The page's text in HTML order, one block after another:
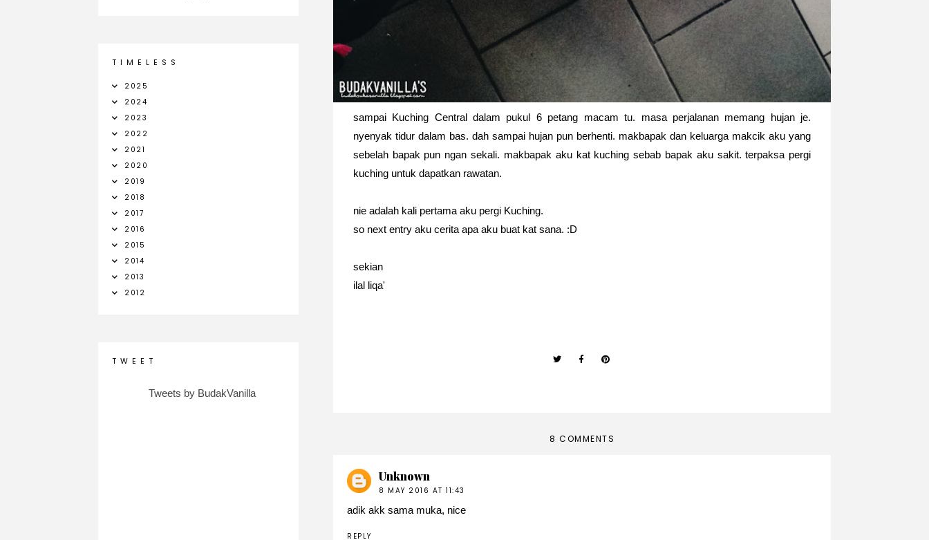
sampai Kuching Central dalam pukul 6 petang macam tu. masa perjalanan memang hujan je.
nyenyak tidur dalam bas. dah sampai hujan pun berhenti. makbapak dan keluarga makcik aku yang
sebelah bapak pun ngan sekali. makbapak aku kat kuching sebab bapak aku sakit. terpaksa pergi
kuching untuk dapatkan rawatan.
nie adalah kali pertama aku pergi Kuching.
so next entry aku cerita apa aku buat kat sana. :D
sekian
ilal liqa'
8 COMMENTS
Unknown
8 MAY 2016 AT 11:43
adik akk sama muka, nice
REPLY
T I M E L E S S
2025
2024
2023
2022
2021
2020
2019
2018
2017
2016
2015
2014
2013
2012
T W E E T
Tweets by BudakVanilla